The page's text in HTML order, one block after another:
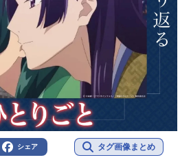
シェア タグ画像まとめ